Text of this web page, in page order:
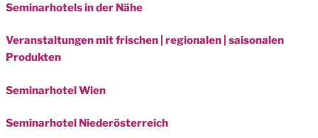
Seminarhotels in der Nähe
Veranstaltungen mit frischen | regionalen | saisonalen
Produkten
Seminarhotel Wien
Seminarhotel Niederösterreich